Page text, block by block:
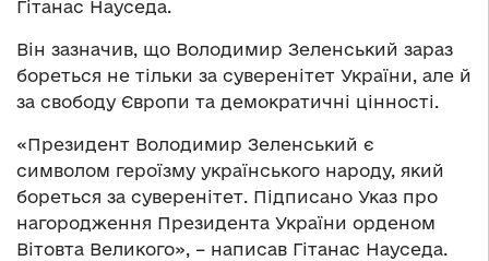
Гітанас Науседа.
Він зазначив, що Володимир Зеленський зараз
бореться не тільки за суверенітет України, але й
за свободу Європи та демократичні цінності.
«Президент Володимир Зеленський є
символом героїзму українського народу, який
бореться за суверенітет. Підписано Указ про
нагородження Президента України орденом
Вітовта Великого», – написав Гітанас Науседа.